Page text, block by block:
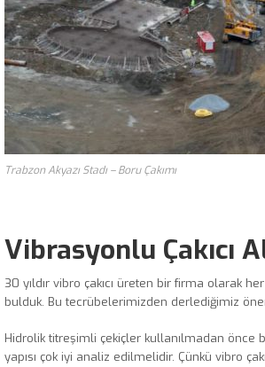
Trabzon Akyazı Stadı – Boru Çakımı
Vibrasyonlu Çakıcı
30 yıldır vibro çakıcı üreten bir firma olarak
bulduk. Bu tecrübelerimizden derlediğimiz
Hidrolik titreşimli çekiçler kullanılmadan önce
yapısı çok iyi analiz edilmelidir. Çünkü vibro